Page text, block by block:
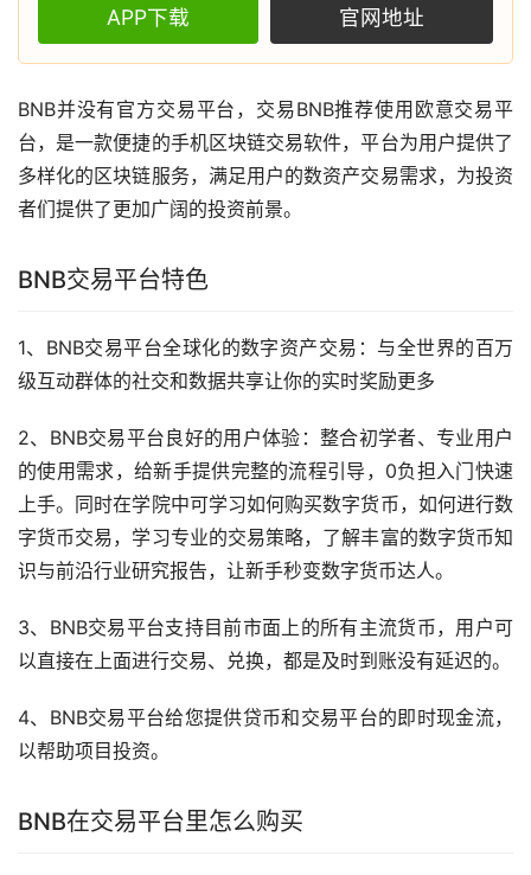
APP下载 官网地址
BNB并没有官方交易平台，交易BNB推荐使用欧意交易平
台，是一款便捷的手机区块链交易软件，平台为用户提供了
多样化的区块链服务，满足用户的数资产交易需求，为投资
者们提供了更加广阔的投资前景。
BNB交易平台特色
1、BNB交易平台全球化的数字资产交易：与全世界的百万
级互动群体的社交和数据共享让你的实时奖励更多
2、BNB交易平台良好的用户体验：整合初学者、专业用户
的使用需求，给新手提供完整的流程引导，0负担入门快速
上手。同时在学院中可学习如何购买数字货币，如何进行数
字货币交易，学习专业的交易策略，了解丰富的数字货币知
识与前沿行业研究报告，让新手秒变数字货币达人。
3、BNB交易平台支持目前市面上的所有主流货币，用户可
以直接在上面进行交易、兑换，都是及时到账没有延迟的。
4、BNB交易平台给您提供贷币和交易平台的即时现金流，
以帮助项目投资。
BNB在交易平台里怎么购买